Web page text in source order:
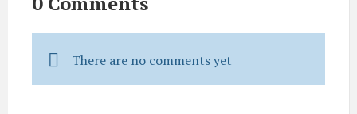
There are no comments yet